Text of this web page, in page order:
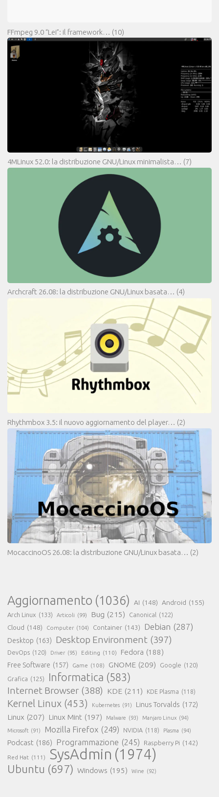
FFmpeg 9.0 “Lei”: il framework… (10)
4MLinux 52.0: la distribuzione GNU/Linux minimalista… (7)
Archcraft 26.08: la distribuzione GNU/Linux basata… (4)
Rhythmbox 3.5: il nuovo aggiornamento del player… (2)
MocaccinoOS 26.08: la distribuzione GNU/Linux basata… (2)
Aggiornamento (1036) AI (148) Android (155)
Arch Linux (133) Articoli (99) Bug (215) Canonical (122)
Cloud (148) Computer (104) Container (143) Debian (287)
Desktop (163) Desktop Environment (397)
DevOps (120) Driver (95) Editing (110) Fedora (188)
Free Software (157) Game (108) GNOME (209) Google (120)
Grafica (125) Informatica (583)
Internet Browser (388) KDE (211) KDE Plasma (118)
Kernel Linux (453) Kubernetes (91) Linus Torvalds (172)
Linux (207) Linux Mint (197) Malware (93) Manjaro Linux (94)
Microsoft (91) Mozilla Firefox (249) NVIDIA (118) Plasma (94)
Podcast (186) Programmazione (245) Raspberry Pi (142)
Red Hat (111) SysAdmin (1974)
Ubuntu (697) Windows (195) Wine (92)